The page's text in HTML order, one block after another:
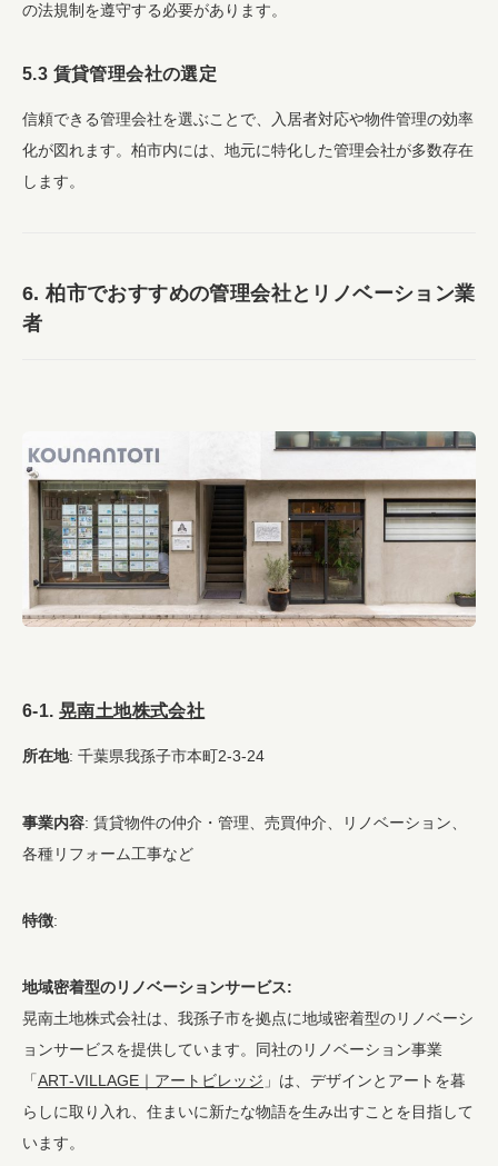
の法規制を遵守する必要があります。
5.3 賃貸管理会社の選定
信頼できる管理会社を選ぶことで、入居者対応や物件管理の効率
化が図れます。柏市内には、地元に特化した管理会社が多数存在
します。
6. 柏市でおすすめの管理会社とリノベーション業
者
6-1. 晃南土地株式会社
所在地: 千葉県我孫子市本町2-3-24
事業内容: 賃貸物件の仲介・管理、売買仲介、リノベーション、
各種リフォーム工事など
特徴:
地域密着型のリノベーションサービス:
晃南土地株式会社は、我孫子市を拠点に地域密着型のリノベーシ
ョンサービスを提供しています。同社のリノベーション事業
「ART-VILLAGE｜アートビレッジ 」は、デザインとアートを暮
らしに取り入れ、住まいに新たな物語を生み出すことを目指して
います。